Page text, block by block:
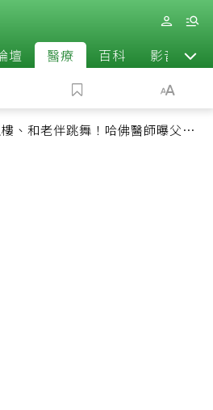
壇 醫療 百科 影音
、和老伴跳舞！哈佛醫師曝父親